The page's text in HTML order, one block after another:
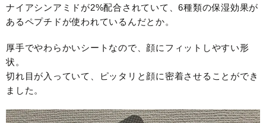
ナイアシンアミドが2%配合されていて、6種類の保湿効果が
あるペプチドが使われているんだとか。
厚手でやわらかいシートなので、顔にフィットしやすい形
状。
切れ目が入っていて、ピッタリと顔に密着させることができ
ました。